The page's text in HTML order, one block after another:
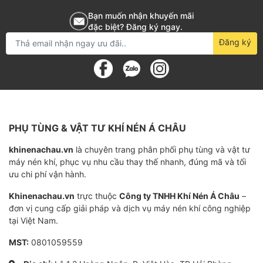
Chức năng chính
Đảm bảo hệ thống máy nén khí hoạt động hiệu quả.
Giảm thiểu sự cố và hao mòn.
Giảm tiêu hao năng lượng.
Bạn được gì khi đặt hàng Lọc dầu máy nén
khí Kyungwon AS76 tại Khí nén Á Châu
Không chỉ là một công ty cung cấp phụ tùng máy nén
khí, Công ty Khí Nén Á Châu với hơn 10 năm kinh
nghiệm về bảo trì, sửa chữa chắc chắn sẽ là người bạn
đồng hành đáng tin cậy trong quá trình sử dụng máy
Bạn muốn nhận khuyến mãi
đặc biệt? Đăng ký ngay.
Đăng ký
PHỤ TÙNG & VẬT TƯ KHÍ NÉN Á CHÂU
khinenachau.vn là chuyên trang phân phối phụ tùng và vật tư
máy nén khí, phục vụ nhu cầu thay thế nhanh, đúng mã và tối
ưu chi phí vận hành.
Khinenachau.vn trực thuộc Công ty TNHH Khí Nén Á Châu –
đơn vị cung cấp giải pháp và dịch vụ máy nén khí công nghiệp
tại Việt Nam.
MST: 0801059559